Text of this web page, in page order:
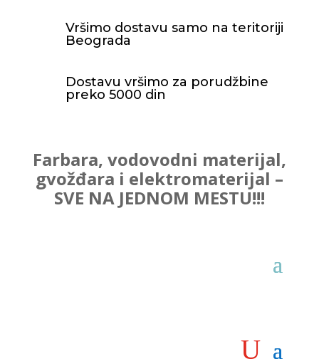
Vršimo dostavu samo na teritoriji
Beograda
Dostavu vršimo za porudžbine
preko 5000 din
Farbara, vodovodni materijal,
gvožđara i elektromaterijal –
SVE NA JEDNOM MESTU!!!